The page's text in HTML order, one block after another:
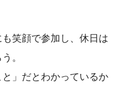
笑顔で参加し、休日は
。
」だとわかっているか